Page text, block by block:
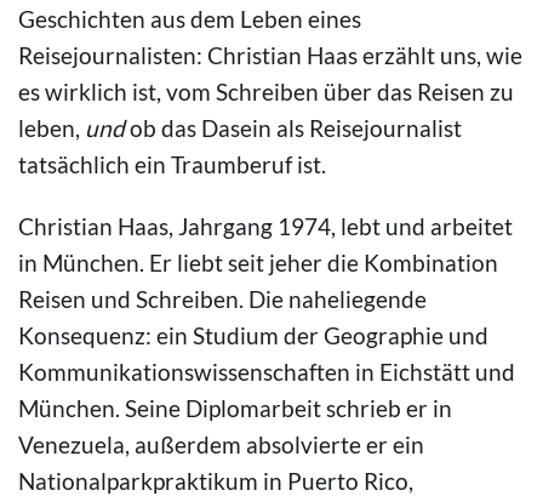
Geschichten aus dem Leben eines
Reisejournalisten: Christian Haas erzählt uns, wie
es wirklich ist, vom Schreiben über das Reisen zu
leben, undob das Dasein als Reisejournalist
tatsächlich ein Traumberuf ist.
Christian Haas, Jahrgang 1974, lebt und arbeitet
in München. Er liebt seit jeher die Kombination
Reisen und Schreiben. Die naheliegende
Konsequenz: ein Studium der Geographie und
Kommunikationswissenschaften in Eichstätt und
München. Seine Diplomarbeit schrieb er in
Venezuela, außerdem absolvierte er ein
Nationalparkpraktikum in Puerto Rico,